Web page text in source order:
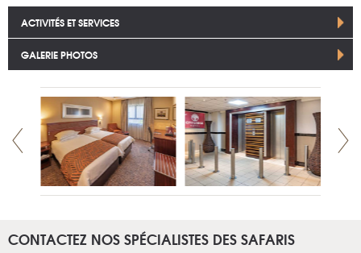
ACTIVITÉS ET SERVICES
GALERIE PHOTOS
CONTACTEZ NOS SPÉCIALISTES DES SAFARIS